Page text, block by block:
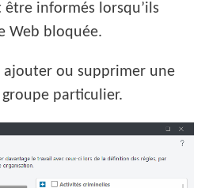
informés lorsqu’ils
Web bloquée.
ajouter ou supprimer une
particulier.